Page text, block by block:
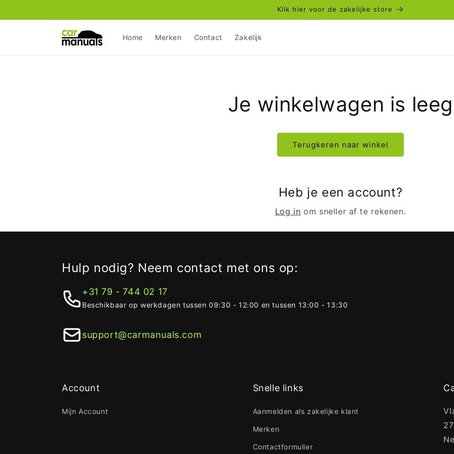
content
Klik hier voor de zakelijke store
Home Merken Contact Zakelijk
Je winkelwagen is leeg
Terugkeren naar winkel
Heb je een account?
Log in om sneller af te rekenen.
Hulp nodig? Neem contact met ons op:
+31 79 - 744 02 17
Beschikbaar op werkdagen tussen 09:30 - 12:00 en tussen 13:00 - 13:30
support@carmanuals.com
Account
Mijn Account
Snelle links
Aanmelden als zakelijke klant
Merken
Contactformulier